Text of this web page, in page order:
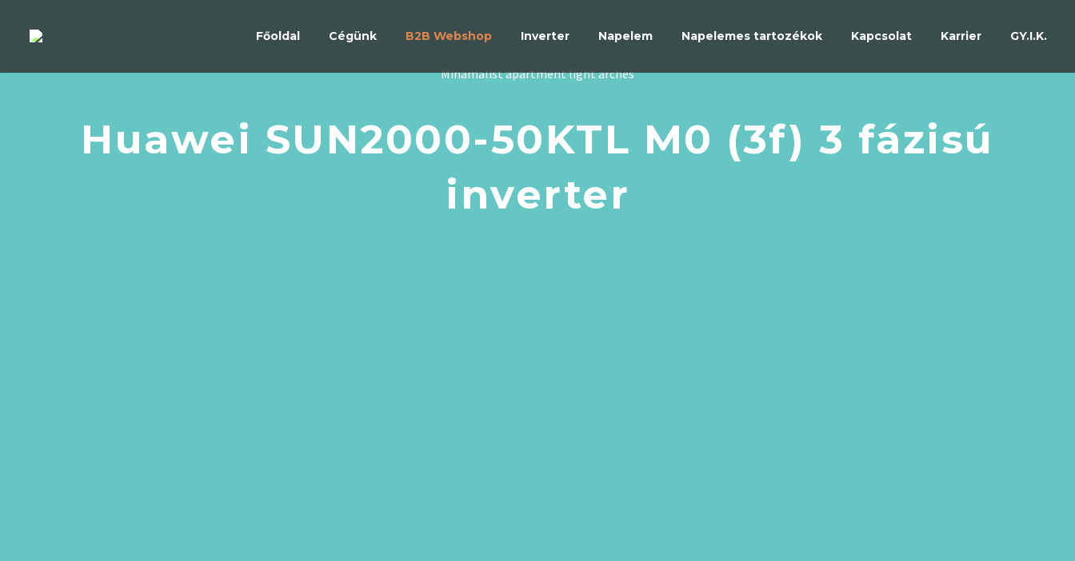
Főoldal Cégünk B2B Webshop Inverter Napelem Napelemes tartozékok Kapcsolat Karrier GY.I.K.
Minamalist apartment light arches
Huawei SUN2000-50KTL M0 (3f) 3 fázisú
inverter